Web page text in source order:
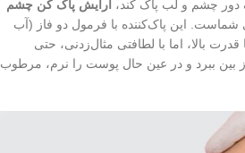
چشم و لب پاک کند، آرایش پاک کن چشم
شماست. این پاک‌کننده با فرمول دو فاز (آب
بالا، اما با لطافتی مثال‌زدنی، حتی
از بین ببرد و در عین حال پوست را نرم، مرطوب